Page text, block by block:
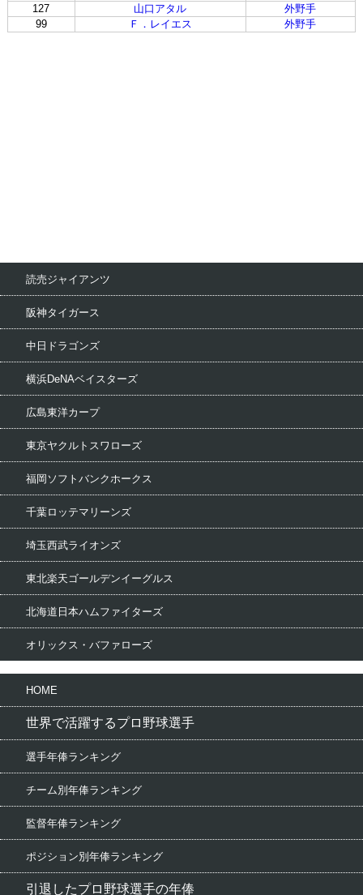
127
山口アタル
外野手
99
Ｆ．レイエス 外野手
読売ジャイアンツ
阪神タイガース
中日ドラゴンズ
横浜DeNAベイスターズ
広島東洋カープ
東京ヤクルトスワローズ
福岡ソフトバンクホークス
千葉ロッテマリーンズ
埼玉西武ライオンズ
東北楽天ゴールデンイーグルス
北海道日本ハムファイターズ
オリックス・バファローズ
HOME
世界で活躍するプロ野球選手
選手年俸ランキング
チーム別年俸ランキング
監督年俸ランキング
ポジション別年俸ランキング
引退したプロ野球選手の年俸